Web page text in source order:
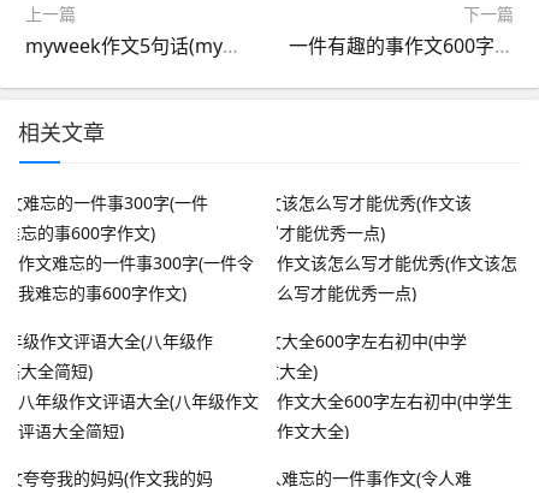
上一篇
myweek作文5句话(myweek作文5句话带意思)
下一篇
一件有趣的事作文600字左右(一件有趣的事600字精选作文)
相关文章
作文难忘的一件事300字(一件令
我难忘的事600字作文)
作文该怎么写才能优秀(作文该怎
么写才能优秀一点)
八年级作文评语大全(八年级作文
评语大全简短)
作文大全600字左右初中(中学生
作文大全)